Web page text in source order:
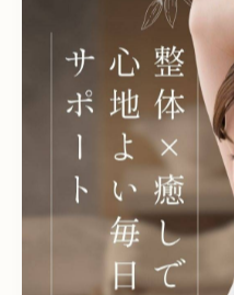
皆様のご来店心よりお待
※ご予約等は、お電話は
DM、ウェブサイトから
ロフィールにも記載)から
《HPからご予約をクリッ